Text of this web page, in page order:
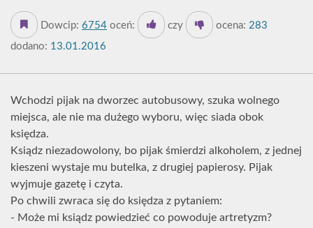
Dowcip: 6754 oceń: czy ocena: 283
dodano: 13.01.2016
Wchodzi pijak na dworzec autobusowy, szuka wolnego
miejsca, ale nie ma dużego wyboru, więc siada obok
księdza.
Ksiądz niezadowolony, bo pijak śmierdzi alkoholem, z jednej
kieszeni wystaje mu butelka, z drugiej papierosy. Pijak
wyjmuje gazetę i czyta.
Po chwili zwraca się do księdza z pytaniem:
- Może mi ksiądz powiedzieć co powoduje artretyzm?